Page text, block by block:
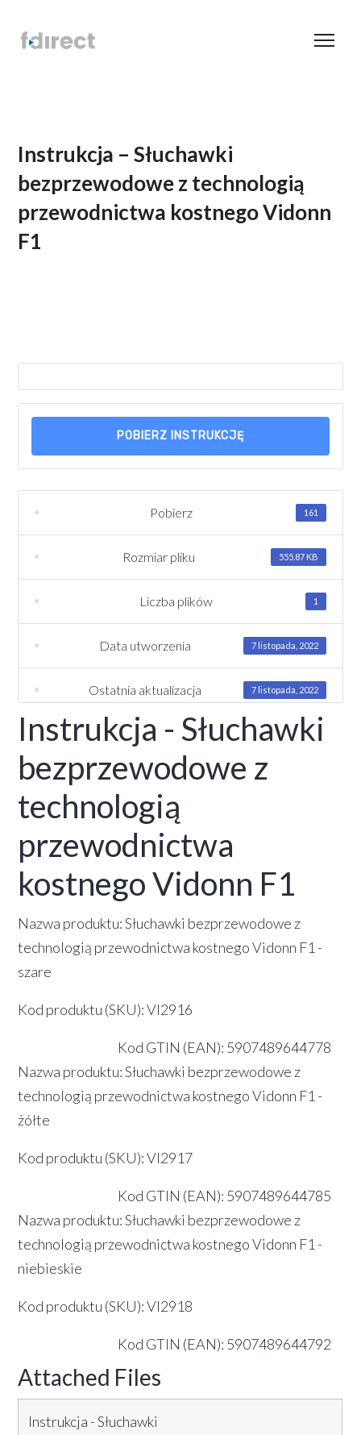
Instrukcja – Słuchawki
bezprzewodowe z technologią
przewodnictwa kostnego Vidonn
F1
POBIERZ INSTRUKCJĘ
Pobierz 161
Rozmiar pliku 555.87 KB
Liczba plików 1
Data utworzenia 7 listopada, 2022
Ostatnia aktualizacja 7 listopada, 2022
Instrukcja - Słuchawki
bezprzewodowe z
technologią
przewodnictwa
kostnego Vidonn F1
Nazwa produktu: Słuchawki bezprzewodowe z
technologią przewodnictwa kostnego Vidonn F1 -
szare
Kod produktu (SKU): VI2916
Kod GTIN (EAN): 5907489644778
Nazwa produktu: Słuchawki bezprzewodowe z
technologią przewodnictwa kostnego Vidonn F1 -
żółte
Kod produktu (SKU): VI2917
Kod GTIN (EAN): 5907489644785
Nazwa produktu: Słuchawki bezprzewodowe z
technologią przewodnictwa kostnego Vidonn F1 -
niebieskie
Kod produktu (SKU): VI2918
Kod GTIN (EAN): 5907489644792
Attached Files
Instrukcja - Słuchawki